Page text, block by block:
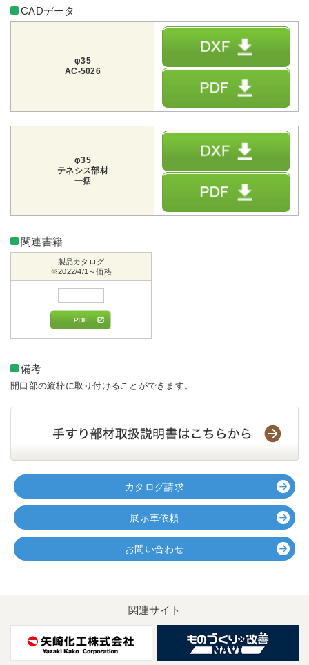
CADデータ
φ35
AC-5026
φ35
テネシス部材
一括
関連書籍
製品カタログ
※2022/4/1～価格
備考
開口部の縦枠に取り付けることができます。
カタログ請求
展示車依頼
お問い合わせ
関連サイト